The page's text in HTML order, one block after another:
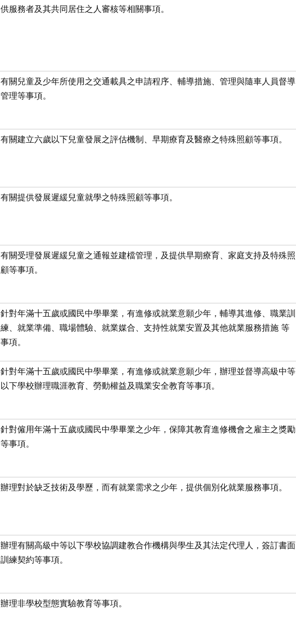
供服務者及其共同居住之人審核等相關事項。
有關兒童及少年所使用之交通載具之申請程序、輔導措施、管理與隨車人員督導
管理等事項。
有關建立六歲以下兒童發展之評估機制、早期療育及醫療之特殊照顧等事項。
有關提供發展遲緩兒童就學之特殊照顧等事項。
有關受理發展遲緩兒童之通報並建檔管理，及提供早期療育、家庭支持及特殊照
顧等事項。
針對年滿十五歲或國民中學畢業，有進修或就業意願少年，輔導其進修、職業訓
練、就業準備、職場體驗、就業媒合、支持性就業安置及其他就業服務措施 等
事項。
針對年滿十五歲或國民中學畢業，有進修或就業意願少年，辦理並督導高級中等
以下學校辦理職涯教育、勞動權益及職業安全教育等事項。
針對僱用年滿十五歲或國民中學畢業之少年，保障其教育進修機會之雇主之獎勵
等事項。
辦理對於缺乏技術及學歷，而有就業需求之少年，提供個別化就業服務事項。
辦理有關高級中等以下學校協調建教合作機構與學生及其法定代理人，簽訂書面
訓練契約等事項。
辦理非學校型態實驗教育等事項。